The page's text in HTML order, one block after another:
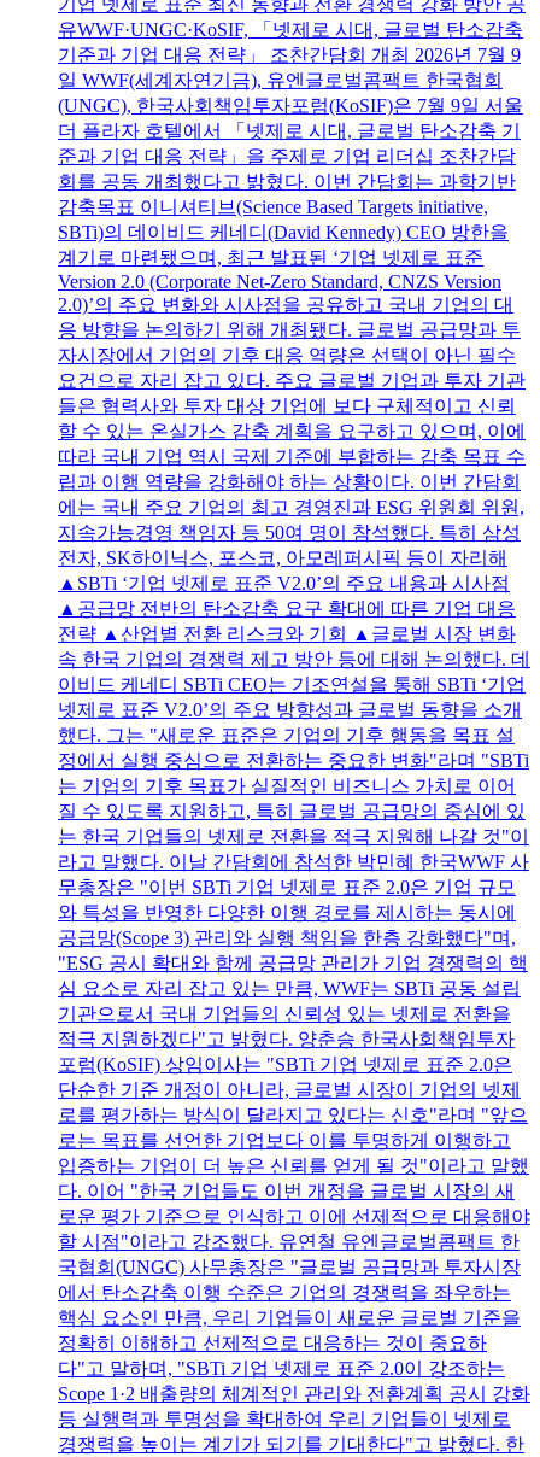
기업 넷제로 표준 최신 동향과 전환 경쟁력 강화 방안 공
유WWF·UNGC·KoSIF, 「넷제로 시대, 글로벌 탄소감축
기준과 기업 대응 전략」 조찬간담회 개최 2026년 7월 9
일 WWF(세계자연기금), 유엔글로벌콤팩트 한국협회
(UNGC), 한국사회책임투자포럼(KoSIF)은 7월 9일 서울
더 플라자 호텔에서 「넷제로 시대, 글로벌 탄소감축 기
준과 기업 대응 전략」을 주제로 기업 리더십 조찬간담
회를 공동 개최했다고 밝혔다. 이번 간담회는 과학기반
감축목표 이니셔티브(Science Based Targets initiative,
SBTi)의 데이비드 케네디(David Kennedy) CEO 방한을
계기로 마련됐으며, 최근 발표된 ‘기업 넷제로 표준
Version 2.0 (Corporate Net-Zero Standard, CNZS Version
2.0)’의 주요 변화와 시사점을 공유하고 국내 기업의 대
응 방향을 논의하기 위해 개최됐다. 글로벌 공급망과 투
자시장에서 기업의 기후 대응 역량은 선택이 아닌 필수
요건으로 자리 잡고 있다. 주요 글로벌 기업과 투자 기관
들은 협력사와 투자 대상 기업에 보다 구체적이고 신뢰
할 수 있는 온실가스 감축 계획을 요구하고 있으며, 이에
따라 국내 기업 역시 국제 기준에 부합하는 감축 목표 수
립과 이행 역량을 강화해야 하는 상황이다. 이번 간담회
에는 국내 주요 기업의 최고 경영진과 ESG 위원회 위원,
지속가능경영 책임자 등 50여 명이 참석했다. 특히 삼성
전자, SK하이닉스, 포스코, 아모레퍼시픽 등이 자리해
▲SBTi ‘기업 넷제로 표준 V2.0’의 주요 내용과 시사점
▲공급망 전반의 탄소감축 요구 확대에 따른 기업 대응
전략 ▲산업별 전환 리스크와 기회 ▲글로벌 시장 변화
속 한국 기업의 경쟁력 제고 방안 등에 대해 논의했다. 데
이비드 케네디 SBTi CEO는 기조연설을 통해 SBTi ‘기업
넷제로 표준 V2.0’의 주요 방향성과 글로벌 동향을 소개
했다. 그는 "새로운 표준은 기업의 기후 행동을 목표 설
정에서 실행 중심으로 전환하는 중요한 변화"라며 "SBTi
는 기업의 기후 목표가 실질적인 비즈니스 가치로 이어
질 수 있도록 지원하고, 특히 글로벌 공급망의 중심에 있
는 한국 기업들의 넷제로 전환을 적극 지원해 나갈 것"이
라고 말했다. 이날 간담회에 참석한 박민혜 한국WWF 사
무총장은 "이번 SBTi 기업 넷제로 표준 2.0은 기업 규모
와 특성을 반영한 다양한 이행 경로를 제시하는 동시에
공급망(Scope 3) 관리와 실행 책임을 한층 강화했다"며,
"ESG 공시 확대와 함께 공급망 관리가 기업 경쟁력의 핵
심 요소로 자리 잡고 있는 만큼, WWF는 SBTi 공동 설립
기관으로서 국내 기업들의 신뢰성 있는 넷제로 전환을
적극 지원하겠다"고 밝혔다. 양춘승 한국사회책임투자
포럼(KoSIF) 상임이사는 "SBTi 기업 넷제로 표준 2.0은
단순한 기준 개정이 아니라, 글로벌 시장이 기업의 넷제
로를 평가하는 방식이 달라지고 있다는 신호"라며 "앞으
로는 목표를 선언한 기업보다 이를 투명하게 이행하고
입증하는 기업이 더 높은 신뢰를 얻게 될 것"이라고 말했
다. 이어 "한국 기업들도 이번 개정을 글로벌 시장의 새
로운 평가 기준으로 인식하고 이에 선제적으로 대응해야
할 시점"이라고 강조했다. 유연철 유엔글로벌콤팩트 한
국협회(UNGC) 사무총장은 "글로벌 공급망과 투자시장
에서 탄소감축 이행 수준은 기업의 경쟁력을 좌우하는
핵심 요소인 만큼, 우리 기업들이 새로운 글로벌 기준을
정확히 이해하고 선제적으로 대응하는 것이 중요하
다"고 말하며, "SBTi 기업 넷제로 표준 2.0이 강조하는
Scope 1·2 배출량의 체계적인 관리와 전환계획 공시 강화
등 실행력과 투명성을 확대하여 우리 기업들이 넷제로
경쟁력을 높이는 계기가 되기를 기대한다"고 밝혔다. 한